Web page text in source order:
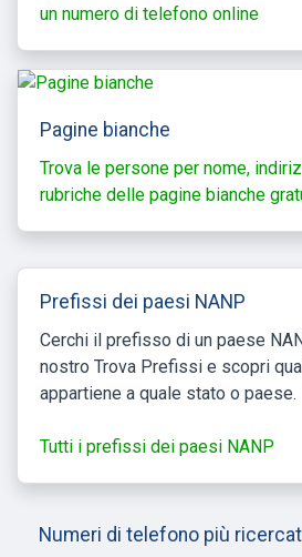
un numero di telefono online
Pagine bianche
Trova le persone per nome,
rubriche delle pagine bianche
Prefissi dei paesi NANP
Cerchi il prefisso di un paese
nostro Trova Prefissi e scopri
appartiene a quale stato o paese.
Tutti i prefissi dei paesi NANP
Numeri di telefono più